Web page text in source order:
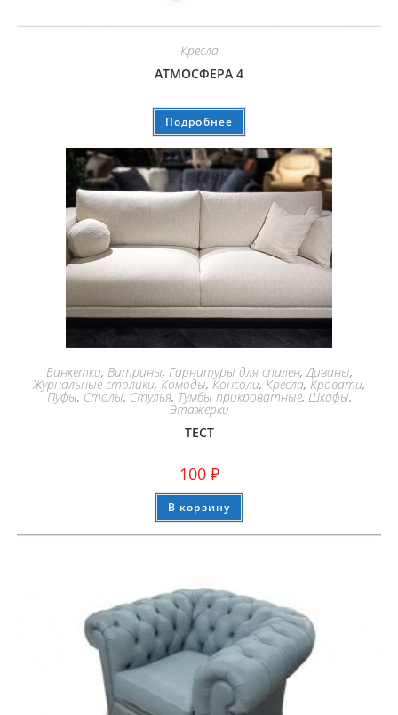
Кресла
АТМОСФЕРА 4
Подробнее
Банкетки, Витрины, Гарнитуры для спален,Диваны,
Журнальные столики, Комоды, Консоли, Кресла, Кровати,
Пуфы, Столы, Стулья, Тумбы прикроватные, Шкафы,
Этажерки
ТЕСТ
100 ₽
В корзину